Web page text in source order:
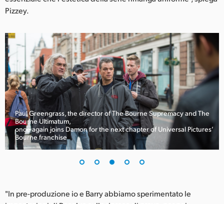
Pizzey.
Paul Greengrass, the director of The Bourne Supremacy and The
Bourne Ultimatum,
once again joins Damon for the next chapter of Universal Pictures’
Bourne franchise
"In pre-produzione io e Barry abbiamo sperimentato le